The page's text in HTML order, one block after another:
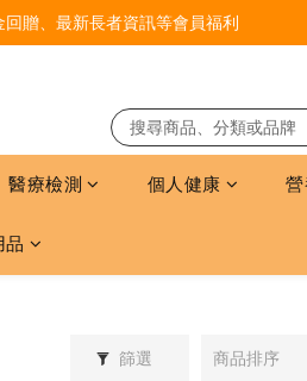
贈、最新長者資訊等會員福利
醫療檢測 個人健康
品
篩選 商品排序